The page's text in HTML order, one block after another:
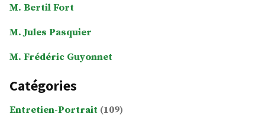
M. Bertil Fort
M. Jules Pasquier
M. Frédéric Guyonnet
Catégories
Entretien-Portrait (109)